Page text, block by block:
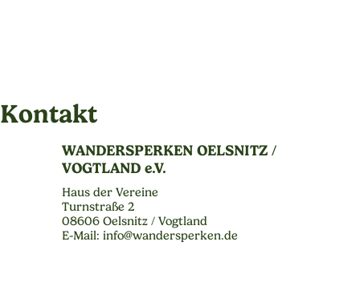
Kontakt
WANDERSPERKEN OELSNITZ /
VOGTLAND e.V.
Haus der Vereine
Turnstraße 2
08606 Oelsnitz / Vogtland
E-Mail: info@wandersperken.de